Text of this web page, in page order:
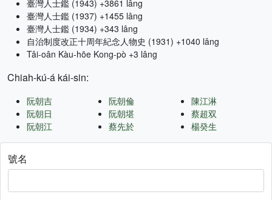
臺灣人士鑑 (1943) +3861 lâng
臺灣人士鑑 (1937) +1455 lâng
臺灣人士鑑 (1934) +343 lâng
自治制度改正十周年紀念人物史 (1931) +1040 lâng
Tâi-oân Kàu-hōe Kong-pò +3 lâng
Chiah-kú-á kái-sin:
阮朝吉
阮朝日
阮朝江
阮朝倫
阮朝堪
蔡先於
陳江淋
蔡超双
楊癸生
號名